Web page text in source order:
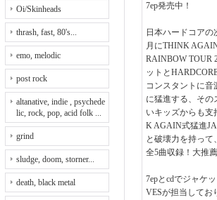
Oi/Skinheads
thrash, fast, 80's...
emo, melodic
post rock
altanative, indie , psychede
lic, rock, pop, acid folk ...
grind
sludge, doom, storner...
death, black metal
7ep発売中！
日本ハードコア
月にTHINK
RAINBOW TOUR
ットと
コンスタントに音
に猛進する、そ
いキッズからも支
K AGAIN式猛進
と破壊力を持っ
全5曲収録！大推薦
7epとcdでジャケ
VESが担当してお